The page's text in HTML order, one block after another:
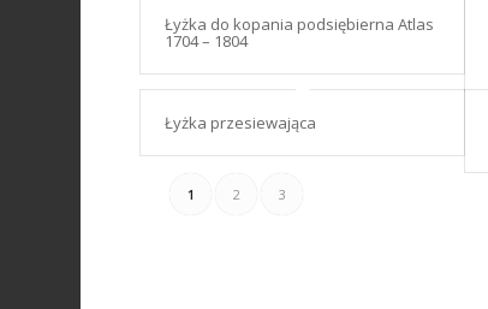
Łyżka do kopania podsiębierna Atlas
1704 – 1804
Łyżka przesiewająca
1 2 3